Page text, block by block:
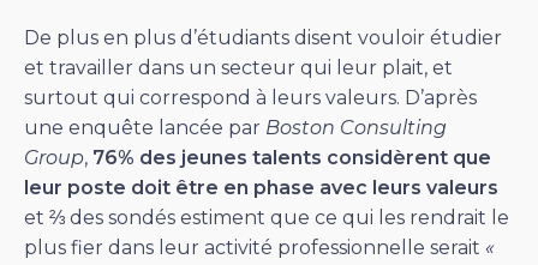
De plus en plus d’étudiants disent vouloir étudier
et travailler dans un secteur qui leur plait, et
surtout qui correspond à leurs valeurs. D’après
une enquête lancée par Boston Consulting
Group, 76% des jeunes talents considèrent que
leur poste doit être en phase avec leurs valeurs
et ⅔ des sondés estiment que ce qui les rendrait le
plus fier dans leur activité professionnelle serait «